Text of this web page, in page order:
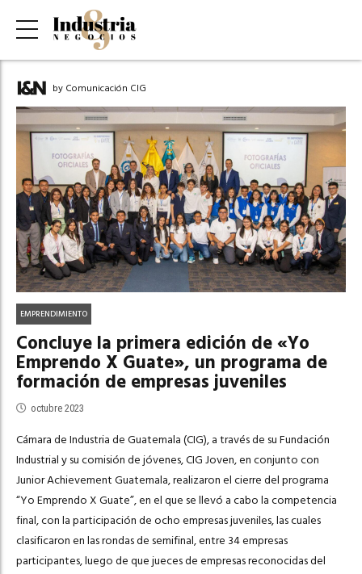
by Comunicación CIG
EMPRENDIMIENTO
Concluye la primera edición de «Yo
Emprendo X Guate», un programa de
formación de empresas juveniles
octubre 2023
Cámara de Industria de Guatemala (CIG), a través de su Fundación
Industrial y su comisión de jóvenes, CIG Joven, en conjunto con
Junior Achievement Guatemala, realizaron el cierre del programa
“Yo Emprendo X Guate”, en el que se llevó a cabo la competencia
final, con la participación de ocho empresas juveniles, las cuales
clasificaron en las rondas de semifinal, entre 34 empresas
participantes, luego de que jueces de empresas reconocidas del